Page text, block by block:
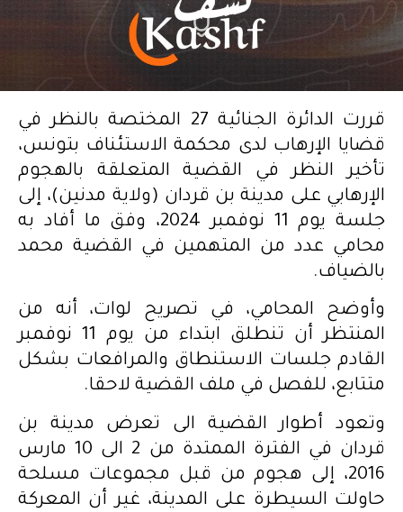
قررت الدائرة الجنائية 27 المختصة بالنظر في
قضايا الإرهاب لدى محكمة الاستئناف بتونس،
تأخير النظر في القضية المتعلقة بالهجوم
الإرهابي على مدينة بن قردان (ولاية مدنين)، إلى
جلسة يوم 11 نوفمبر 2024، وفق ما أفاد به
محامي عدد من المتهمين في القضية محمد
بالضياف.
وأوضح المحامي، في تصريح لوات، أنه من
المنتظر أن تنطلق ابتداء من يوم 11 نوفمبر
القادم جلسات الاستنطاق والمرافعات بشكل
متتابع، للفصل في ملف القضية لاحقا.
وتعود أطوار القضية الى تعرض مدينة بن
قردان في الفترة الممتدة من 2 الى 10 مارس
2016، إلى هجوم من قبل مجموعات مسلحة
حاولت السيطرة على المدينة، غير أن المعركة